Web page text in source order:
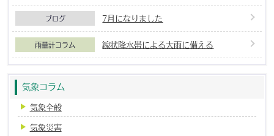
ブログ 7月になりました
雨量計コラム 線状降水帯による大雨に備える
気象コラム
気象全般
気象災害